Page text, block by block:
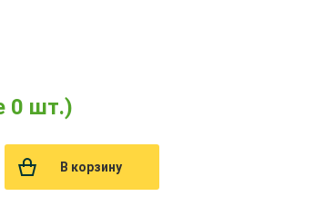
0 шт.)
В корзину